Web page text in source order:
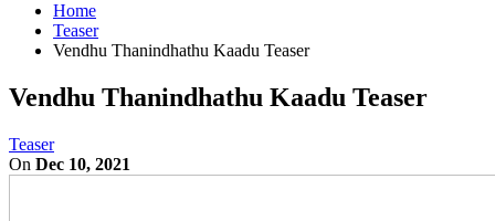
Home
Teaser
Vendhu Thanindhathu Kaadu Teaser
Vendhu Thanindhathu Kaadu Teaser
Teaser
On Dec 10, 2021